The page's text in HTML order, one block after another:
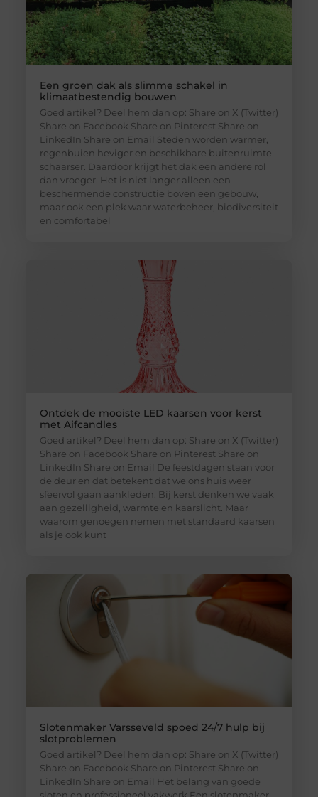
Een groen dak als slimme schakel in
klimaatbestendig bouwen
Goed artikel? Deel hem dan op: Share on X (Twitter)
Share on Facebook Share on Pinterest Share on
LinkedIn Share on Email Steden worden warmer,
regenbuien heviger en beschikbare buitenruimte
schaarser. Daardoor krijgt het dak een andere rol
dan vroeger. Het is niet langer alleen een
beschermende constructie boven een gebouw,
maar ook een plek waar waterbeheer, biodiversiteit
en comfortabel
Ontdek de mooiste LED kaarsen voor kerst
met Aifcandles
Goed artikel? Deel hem dan op: Share on X (Twitter)
Share on Facebook Share on Pinterest Share on
LinkedIn Share on Email De feestdagen staan voor
de deur en dat betekent dat we ons huis weer
sfeervol gaan aankleden. Bij kerst denken we vaak
aan gezelligheid, warmte en kaarslicht. Maar
waarom genoegen nemen met standaard kaarsen
als je ook kunt
Slotenmaker Varsseveld spoed 24/7 hulp bij
slotproblemen
Goed artikel? Deel hem dan op: Share on X (Twitter)
Share on Facebook Share on Pinterest Share on
LinkedIn Share on Email Het belang van goede